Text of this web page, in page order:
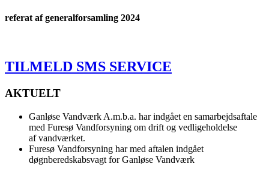
referat af generalforsamling 2024
TILMELD SMS SERVICE
AKTUELT
Ganløse Vandværk A.m.b.a. har indgået en samarbejdsaftale
med Furesø Vandforsyning om drift og vedligeholdelse
af vandværket.
Furesø Vandforsyning har med aftalen indgået
døgnberedskabsvagt for Ganløse Vandværk